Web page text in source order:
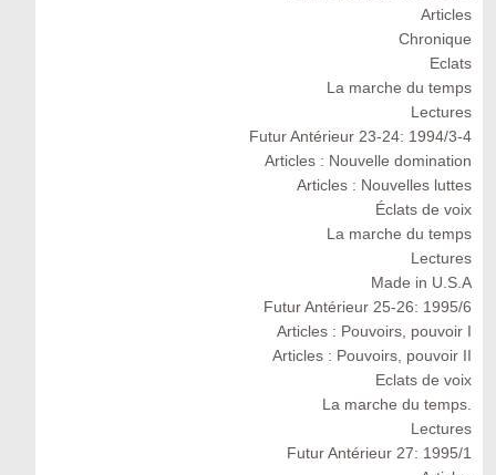
Articles
Chronique
Eclats
La marche du temps
Lectures
Futur Antérieur 23-24: 1994/3-4
Articles : Nouvelle domination
Articles : Nouvelles luttes
Éclats de voix
La marche du temps
Lectures
Made in U.S.A
Futur Antérieur 25-26: 1995/6
Articles : Pouvoirs, pouvoir I
Articles : Pouvoirs, pouvoir II
Eclats de voix
La marche du temps.
Lectures
Futur Antérieur 27: 1995/1